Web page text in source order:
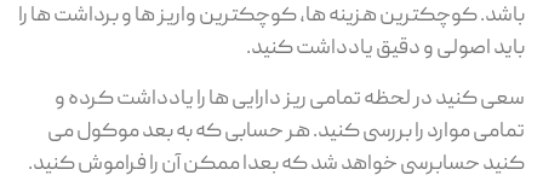
باشد. کوچکترین هزینه ها، کوچکترین واریز ها و برداشت ها را
باید اصولی و دقیق یادداشت کنید.
سعی کنید در لحظه تمامی ریز دارایی ها را یادداشت کرده و
تمامی موارد را بررسی کنید. هر حسابی که به بعد موکول می
کنید حسابرسی خواهد شد که بعدا ممکن آن را فراموش کنید.